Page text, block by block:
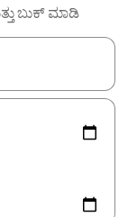
ಬುಕ್ ಮಾಡಿ
ಕೀಲಿಗಳೊಂದಿಗೆ